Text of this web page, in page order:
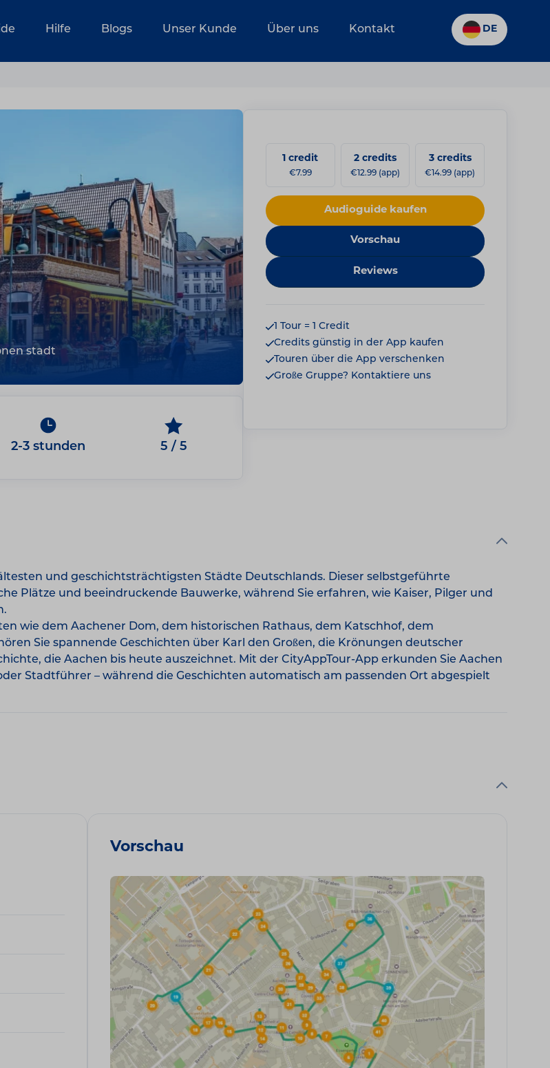
Hilfe Blogs Unser Kunde Über uns Kontakt DE
stadt
2-3 stunden 5 / 5
1 credit
€7.99
2 credits
€12.99 (app)
3 credits
€14.99 (app)
Audioguide kaufen
Vorschau
Reviews
1 Tour = 1 Credit
Credits günstig in der App kaufen
Touren über die App verschenken
Große Gruppe? Kontaktiere uns
und geschichtsträchtigsten Städte Deutschlands. Dieser selbstgeführte
Plätze und beeindruckende Bauwerke, während Sie erfahren, wie Kaiser, Pilger und
wie dem Aachener Dom, dem historischen Rathaus, dem Katschhof, dem
Sie spannende Geschichten über Karl den Großen, die Krönungen deutscher
die Aachen bis heute auszeichnet. Mit der CityAppTour-App erkunden Sie Aachen
Stadtführer – während die Geschichten automatisch am passenden Ort abgespielt
Vorschau